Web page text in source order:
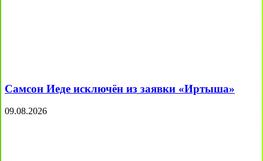
Самсон Иеде исключён из заявки «Иртыша»
09.08.2026